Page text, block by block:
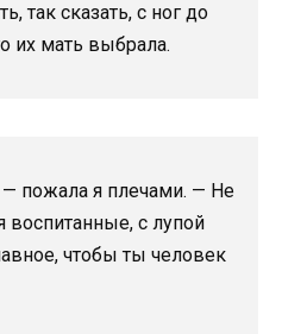
так сказать, с ног до
их мать выбрала.
— пожала я плечами. — Не
воспитанные, с лупой
чтобы ты человек